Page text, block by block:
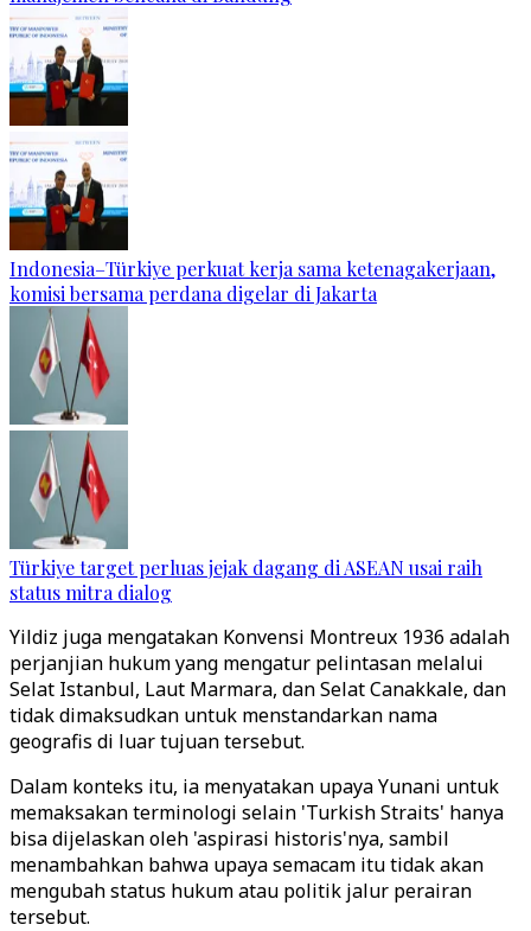
Indonesia–Türkiye perkuat kerja sama ketenagakerjaan,
komisi bersama perdana digelar di Jakarta
Türkiye target perluas jejak dagang di ASEAN usai raih
status mitra dialog
Yildiz juga mengatakan Konvensi Montreux 1936 adalah
perjanjian hukum yang mengatur pelintasan melalui
Selat Istanbul, Laut Marmara, dan Selat Canakkale, dan
tidak dimaksudkan untuk menstandarkan nama
geografis di luar tujuan tersebut.
Dalam konteks itu, ia menyatakan upaya Yunani untuk
memaksakan terminologi selain 'Turkish Straits' hanya
bisa dijelaskan oleh 'aspirasi historis'nya, sambil
menambahkan bahwa upaya semacam itu tidak akan
mengubah status hukum atau politik jalur perairan
tersebut.